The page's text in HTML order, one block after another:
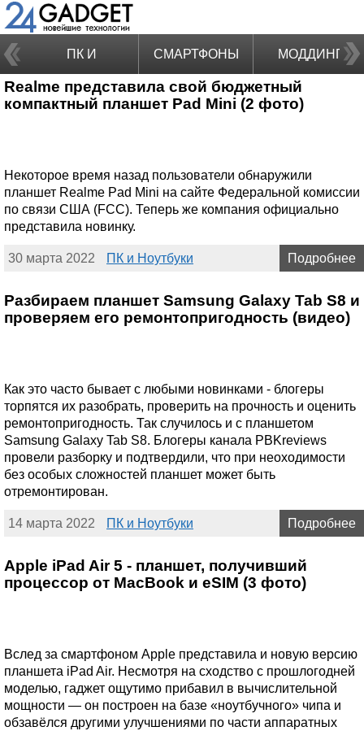
ПК И
НОУТБУКИ
СМАРТФОНЫ МОДДИНГ
Realme представила свой бюджетный
компактный планшет Pad Mini (2 фото)
Некоторое время назад пользователи обнаружили
планшет Realme Pad Mini на сайте Федеральной комиссии
по связи США (FCC). Теперь же компания официально
представила новинку.
30 марта 2022 ПК и Ноутбуки Подробнее
Разбираем планшет Samsung Galaxy Tab S8 и
проверяем его ремонтопригодность (видео)
Как это часто бывает с любыми новинками - блогеры
торпятся их разобрать, проверить на прочность и оценить
ремонтопригодность. Так случилось и с планшетом
Samsung Galaxy Tab S8. Блогеры канала PBKreviews
провели разборку и подтвердили, что при неоходимости
без особых сложностей планшет может быть
отремонтирован.
14 марта 2022 ПК и Ноутбуки Подробнее
Apple iPad Air 5 - планшет, получивший
процессор от MacBook и eSIM (3 фото)
Вслед за смартфоном Apple представила и новую версию
планшета iPad Air. Несмотря на сходство с прошлогодней
моделью, гаджет ощутимо прибавил в вычислительной
мощности — он построен на базе «ноутбучного» чипа и
обзавёлся другими улучшениями по части аппаратных